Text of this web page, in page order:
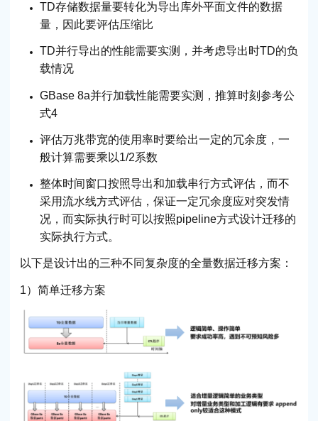
TD存储数据量要转化为导出库外平面文件的数据
量，因此要评估压缩比
TD并行导出的性能需要实测，并考虑导出时TD的负
载情况
GBase 8a并行加载性能需要实测，推算时刻参考公
式4
评估万兆带宽的使用率时要给出一定的冗余度，一
般计算需要乘以1/2系数
整体时间窗口按照导出和加载串行方式评估，而不
采用流水线方式评估，保证一定冗余度应对突发情
况，而实际执行时可以按照pipeline方式设计迁移的
实际执行方式。
以下是设计出的三种不同复杂度的全量数据迁移方案：
1）简单迁移方案